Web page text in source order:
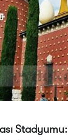
Stadyumu: